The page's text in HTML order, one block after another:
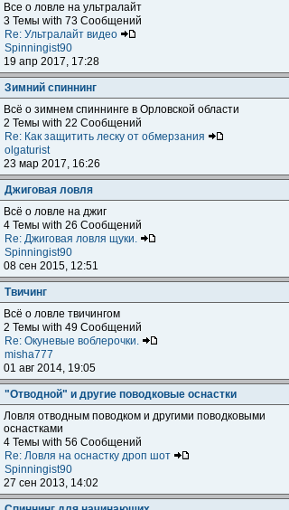
Все о ловле на ультралайт
3 Темы with 73 Сообщений
Re: Ультралайт видео
Spinningist90
19 апр 2017, 17:28
Зимний спиннинг
Всё о зимнем спиннинге в Орловской области
2 Темы with 22 Сообщений
Re: Как защитить леску от обмерзания
olgaturist
23 мар 2017, 16:26
Джиговая ловля
Всё о ловле на джиг
4 Темы with 26 Сообщений
Re: Джиговая ловля щуки.
Spinningist90
08 сен 2015, 12:51
Твичинг
Всё о ловле твичингом
2 Темы with 49 Сообщений
Re: Окуневые воблерочки.
misha777
01 авг 2014, 19:05
"Отводной" и другие поводковые оснастки
Ловля отводным поводком и другими поводковыми
оснастками
4 Темы with 56 Сообщений
Re: Ловля на оснастку дроп шот
Spinningist90
27 сен 2013, 14:02